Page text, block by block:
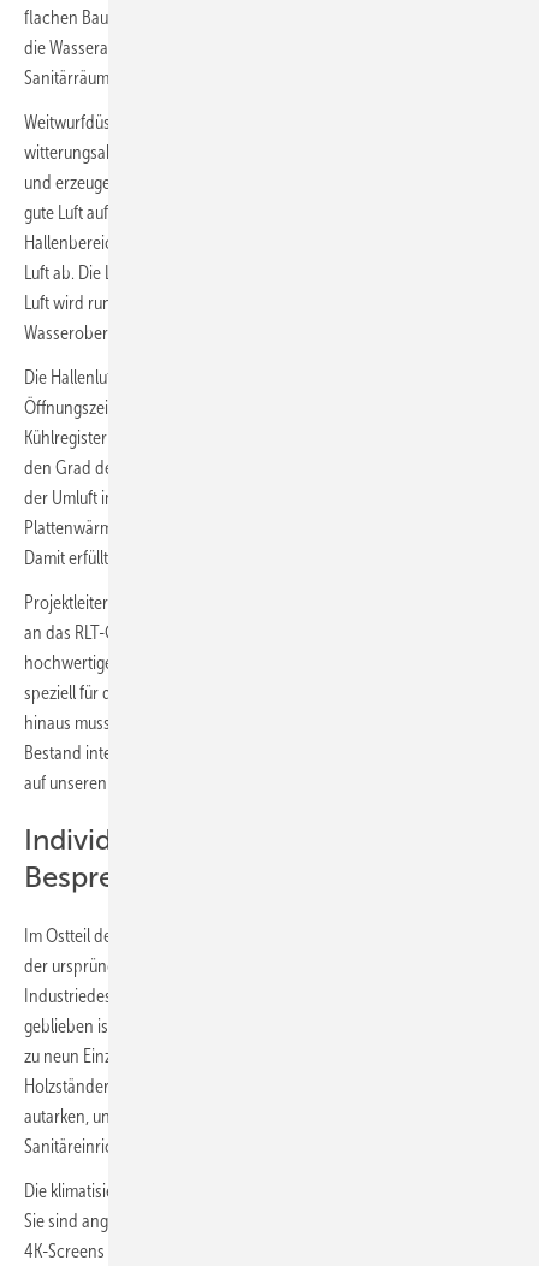
flachen Baukörper. In diesem sind zum einen der Maschinenraum für
die Wasseraufbereitung und zum anderen die Umkleide- und
Sanitärräume für die Gäste untergebracht.
Weitwurfdüsen über beiden Beckenrändern drücken die
witterungsabhängig temperierte Frischluft in Richtung Wasserbecken
und erzeugen damit einen Frischluftschleier. Dieser sorgt nicht nur für
gute Luft auf der Welle, sondern schirmt zusätzlich die umliegenden
Hallenbereiche von der passiv aufsteigenden feuchten und warmen
Luft ab. Die Luftleistung beträgt maximal 14.000 m
Luft wird rund um das Becken und auch direkt über der
Wasseroberfläche auf vier Höhenniveaus abgeführt.
Die Hallenluft wird bei geringer Belegung sowie außerhalb der
Öffnungszeiten im Umluftbetrieb gefahren und dabei über ein
Kühlregister entfeuchtet. Feuchtesensoren in der Fortluft bestimmen
den Grad der Entfeuchtung und über CO
der Umluft im Zuluftstrom gesteuert. Ein hocheffizienter
Plattenwärmetauscher ermöglicht eine Rückwärmezahl von 92 %.
Damit erfüllt das Lüftungsgerät die Energieeffizienzklasse A+.
Projektleiter Laurens Höveler fasst die Anforderungen des Bauherrn
an das RLT-Gerät zusammen: „Gesucht war ein qualitativ
hochwertiges RLT-Gerät zu guten preislichen Konditionen, das
speziell für den Einsatz in Schwimmstätten geeignet ist. Darüber
hinaus musste es individuell anpassbar sein, um nahtlos in den
Bestand integriert werden zu können. Unsere Wahl fiel deshalb direkt
auf unseren langjährigen Partner Wolf.“
Individuell klimatisierte
Besprechungsräume im RheinRiff
Im Ostteil der Halle befindet sich ein zweistöckiger Tagungsbereich,
der ursprünglich aus Seecontainern entstehen sollte, um das
Industriedesign der Halle zu unterstreichen. Von dieser Design-Idee
geblieben ist die Form der Räume – ausgeführt sind die modular in bis
zu neun Einzelräume teilbaren Besprechungsräume in
Holzständerbauweise. Zu diesen Räumlichkeiten und einer komplett
autarken, unterschiedlich bestuhlbaren Speaker Area mit eigenen
Sanitäreinrichtungen und einer Bar führt ein separater Eingang.
Die klimatisierten Konferenzräume bieten Platz für 6 bis 80 Personen.
Sie sind angenehm beleuchtetet und mit digitalen Whiteboards und
4K-Screens ausgestattet, um insbesondere kreative Besprechungen